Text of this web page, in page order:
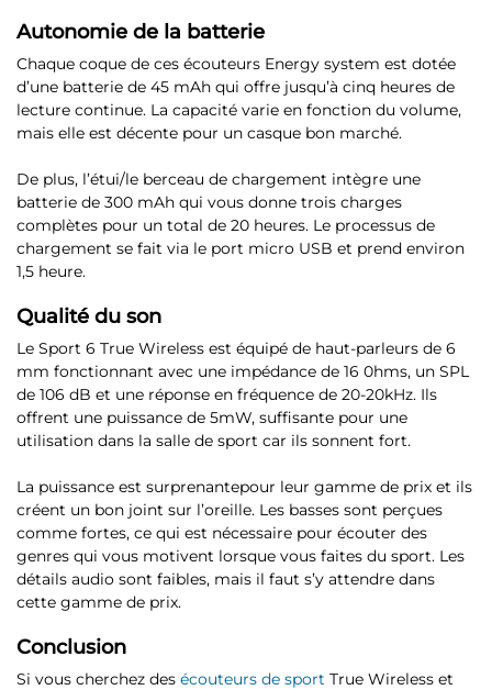
Autonomie de la batterie
Chaque coque de ces écouteurs Energy system est dotée
d’une batterie de 45 mAh qui offre jusqu’à cinq heures de
lecture continue. La capacité varie en fonction du volume,
mais elle est décente pour un casque bon marché.
De plus, l’étui/le berceau de chargement intègre une
batterie de 300 mAh qui vous donne trois charges
complètes pour un total de 20 heures. Le processus de
chargement se fait via le port micro USB et prend environ
1,5 heure.
Qualité du son
Le Sport 6 True Wireless est équipé de haut-parleurs de 6
mm fonctionnant avec une impédance de 16 0hms, un SPL
de 106 dB et une réponse en fréquence de 20-20kHz. Ils
offrent une puissance de 5mW, suffisante pour une
utilisation dans la salle de sport car ils sonnent fort.
La puissance est surprenantepour leur gamme de prix et ils
créent un bon joint sur l’oreille. Les basses sont perçues
comme fortes, ce qui est nécessaire pour écouter des
genres qui vous motivent lorsque vous faites du sport. Les
détails audio sont faibles, mais il faut s’y attendre dans
cette gamme de prix.
Conclusion
Si vous cherchez des écouteurs de sport True Wireless et